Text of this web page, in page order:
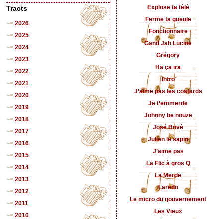
Tracts
2026
2025
2024
2023
2022
2021
2020
2019
2018
2017
2016
2015
2014
2013
2012
2011
2010
Explose ta télé
Ferme ta gueule
Fonctionnaire
Gand Jah Lucine
Grégory
Ha ça ira
Intro
J’aime pas les costards
Je t’emmerde
Johnny be nouze
José Bové
Julien le sapin
J’aime pas
La Flic à gros Q
La Merde
Laredo
Le micro du gouvernement
Les Vieux